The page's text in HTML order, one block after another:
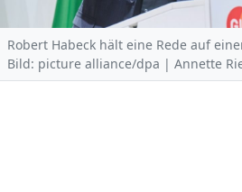
Robert Habeck hält eine Rede auf
Bild: picture alliance/dpa | Annette